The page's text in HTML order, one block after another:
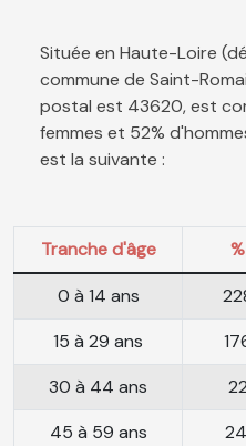
Située en Haute-Loire
commune de Saint-
postal est 43620, est
femmes et 52%
est la suivante :
Tranche d'âge
0 à 14 ans
15 à 29 ans
30 à 44 ans
45 à 59 ans